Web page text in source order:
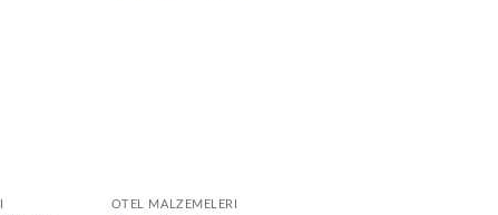
OTEL MALZEMELERI